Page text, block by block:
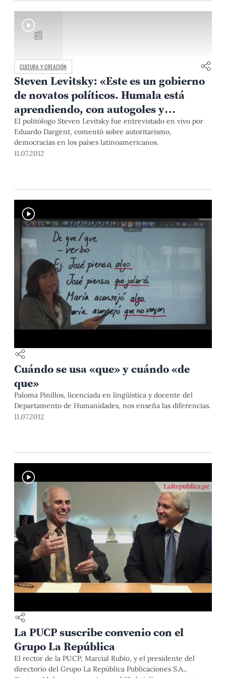
📰
CULTURA Y CREACIÓN
Steven Levitsky: «Este es un gobierno
de novatos políticos. Humala está
aprendiendo, con autogoles y
aciertos»
El politólogo Steven Levitsky fue entrevistado en vivo por
Eduardo Dargent, comentó sobre autoritarismo,
democracias en los países latinoamericanos.
11.07.2012
Cuándo se usa «que» y cuándo «de
que»
Paloma Pinillos, licenciada en lingüística y docente del
Departamento de Humanidades, nos enseña las diferencias.
11.07.2012
La PUCP suscribe convenio con el
Grupo La República
El rector de la PUCP, Marcial Rubio, y el presidente del
directorio del Grupo La República Publicaciones S.A.,